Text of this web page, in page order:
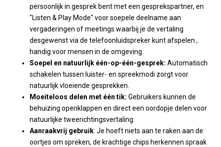
persoonlijk in gesprek bent met een gesprekspartner, en
"Listen & Play Mode" voor soepele deelname aan
vergaderingen of meetings waarbij je de vertaling
desgewenst via de telefoonluidspreker kunt afspelen ,
handig voor mensen in de omgeving.
Soepel en natuurlijk één-op-één-gesprek: Automatisch
schakelen tussen luister- en spreekmodi zorgt voor
natuurlijk vloeiende gesprekken.
Moeiteloos delen met één tik: Gebruikers kunnen de
behuizing openklappen en direct een oordopje delen voor
natuurlijke tweerichtingsvertaling.
Aanraakvrij gebruik: Je hoeft niets aan te raken aan de
oortjes om spreken, de krachtige chips herkennen spraak